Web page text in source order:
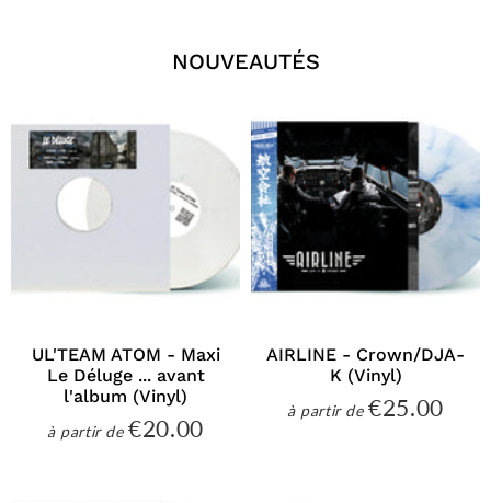
NOUVEAUTÉS
UL'TEAM ATOM - Maxi
Le Déluge ... avant
l'album (Vinyl)
à partir dePrix
€20.00
AIRLINE - Crown/DJA-
K (Vinyl)
à partir dePrix
€25.00